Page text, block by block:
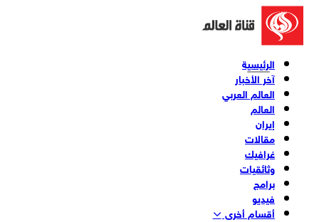
الرئيسية
آخر الأخبار
العالم العربي
العالم
إيران
مقالات
غرافيك
وثائقیات
برامج
فیدیو
أقسام أخری